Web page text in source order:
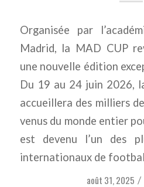
Organisée par
Madrid, la MAD CUP
une nouvelle édition
Du 19 au 24 juin 2026,
accueillera des milliers
venus du monde entier
est devenu l’un des
internationaux de
août 31, 2025 /